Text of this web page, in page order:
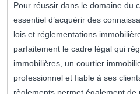
Pour réussir dans le domaine du
essentiel d’acquérir des
lois et réglementations
parfaitement le cadre légal qui
immobilières, un courtier
professionnel et fiable à ses